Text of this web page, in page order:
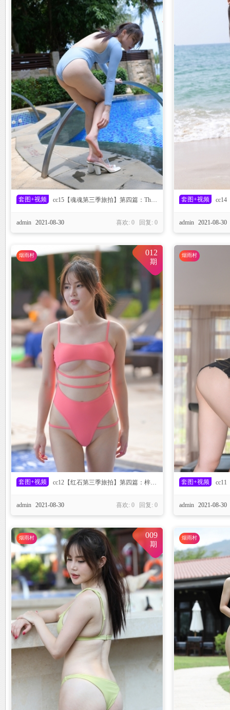
_C
套图+视频 cc15【魂魂第三季旅拍】第四篇：The Dream
喜欢: 0 回复: 0
admin 2021-08-30
套图+视频 cc14【
admin 2021-08-30
烟雨村 012
期
套图+视频 cc12【红石第三季旅拍】第四篇：梓萱 一体式绷带比基尼
喜欢: 0 回复: 0
admin 2021-08-30
烟雨村
套图+视频 cc11【
admin 2021-08-30
烟雨村 009
期
烟雨村